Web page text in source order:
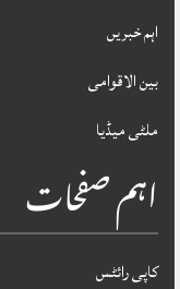
اہم خبریں
بین الاقوامی
ملٹی میڈیا
اہم صفحات
کاپی رائٹس